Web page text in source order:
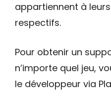
appartiennent à
respectifs.
Pour obtenir un
n’importe quel jeu,
le développeur via